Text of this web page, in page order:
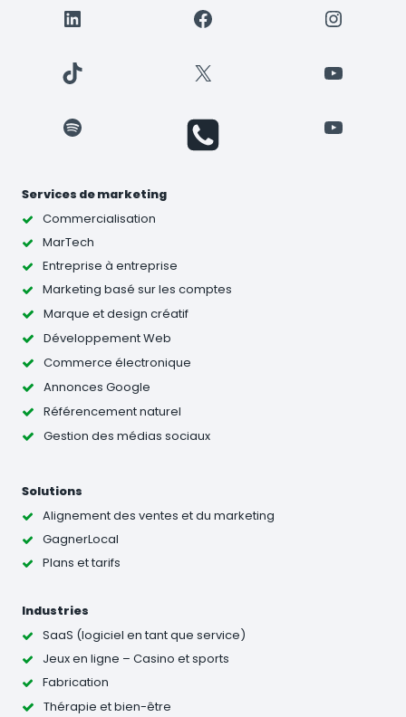
LinkedIn Facebook
TikTok X YouTube
Spotify YouTube
Services de marketing
Commercialisation
MarTech
Entreprise à entreprise
Marketing basé sur les comptes
Marque et design créatif
Développement Web
Commerce électronique
Annonces Google
Référencement naturel
Gestion des médias sociaux
Solutions
Alignement des ventes et du marketing
GagnerLocal
Plans et tarifs
Industries
SaaS (logiciel en tant que service)
Jeux en ligne – Casino et sports
Fabrication
Thérapie et bien-être